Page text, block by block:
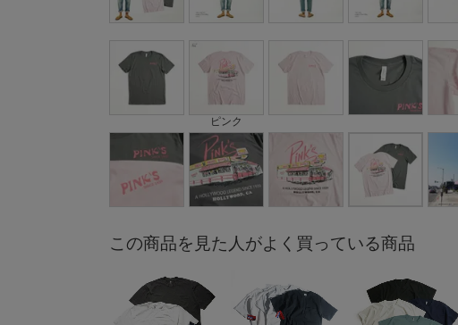
ピンク
この商品を見た人がよく買っている商品